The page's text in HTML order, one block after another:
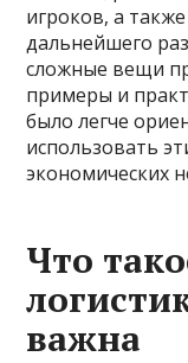
игроков, а
дальнейшего
сложные вещи
примеры и
было легче
использовать
экономических
Что
важна